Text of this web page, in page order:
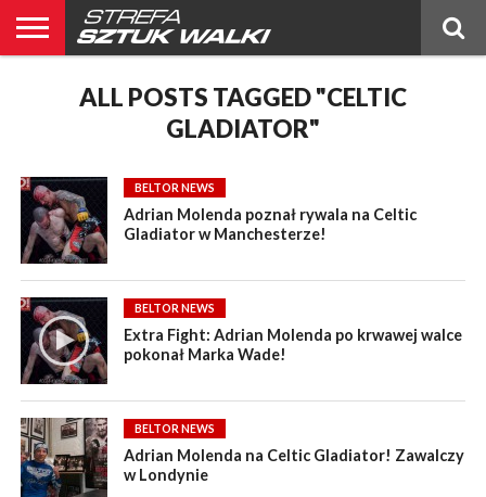
BELTOR
NEWS
KICKBOXING
OGŁOSZENIA
POLSKIE
PUBLICYSTYKA
RANKING
RANKING
RELACJE
ŚWIATOWE
WYWIADY
ALL POSTS TAGGED "CELTIC
GLADIATOR"
BELTOR NEWS
Adrian Molenda poznał rywala na Celtic
Gladiator w Manchesterze!
BELTOR NEWS
Extra Fight: Adrian Molenda po krwawej walce
pokonał Marka Wade!
BELTOR NEWS
Adrian Molenda na Celtic Gladiator! Zawalczy
w Londynie